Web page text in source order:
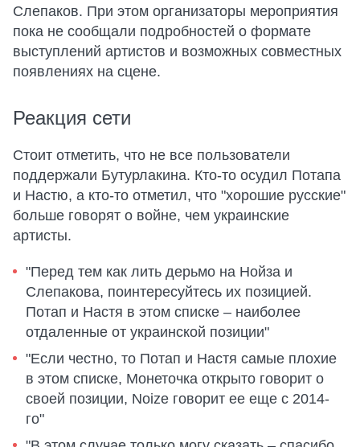
Слепаков. При этом организаторы мероприятия
пока не сообщали подробностей о формате
выступлений артистов и возможных совместных
появлениях на сцене.
Реакция сети
Стоит отметить, что не все пользователи
поддержали Бутурлакина. Кто-то осудил Потапа
и Настю, а кто-то отметил, что "хорошие русские"
больше говорят о войне, чем украинские
артисты.
"Перед тем как лить дерьмо на Нойза и
Слепакова, поинтересуйтесь их позицией.
Потап и Настя в этом списке – наиболее
отдаленные от украинской позиции"
"Если честно, то Потап и Настя самые плохие
в этом списке, Монеточка открыто говорит о
своей позиции, Noize говорит ее еще с 2014-
го"